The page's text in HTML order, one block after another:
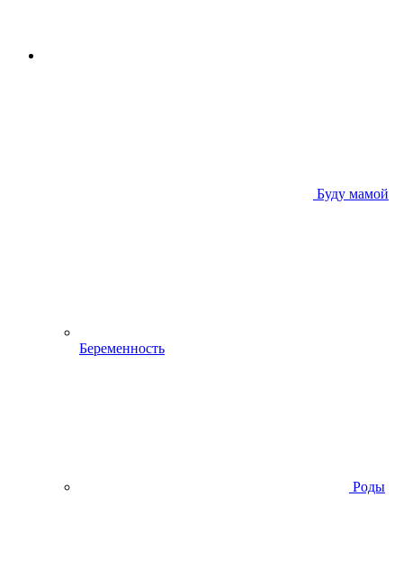
Буду мамой
Беременность
Роды